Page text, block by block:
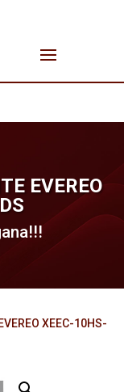
EVEREO
XEEC-10HS-